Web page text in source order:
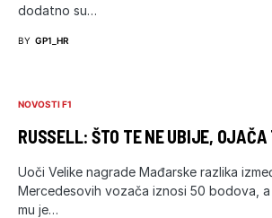
dodatno su…
BY GP1_HR
NOVOSTI F1
RUSSELL: ŠTO TE NE UBIJE, OJAČA
Uoči Velike nagrade Mađarske razlika
Mercedesovih vozača iznosi 50 bodova, a
mu je…